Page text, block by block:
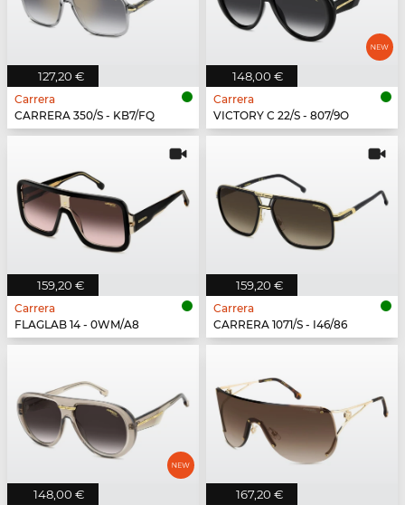
127,20 €
Carrera
CARRERA 350/S - KB7/FQ
148,00 €
Carrera
VICTORY C 22/S - 807/9O
159,20 €
Carrera
FLAGLAB 14 - 0WM/A8
159,20 €
Carrera
CARRERA 1071/S - I46/86
148,00 € 167,20 €